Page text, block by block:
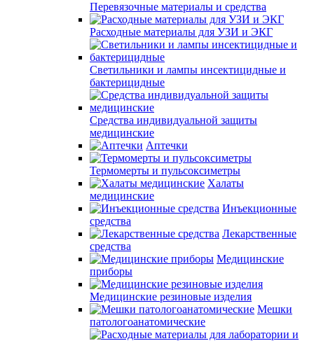
Перевязочные материалы и средства
Расходные материалы для УЗИ и ЭКГ
Светильники и лампы инсектицидные и
бактерицидные
Средства индивидуальной защиты
медицинские
Аптечки
Термомерты и пульсоксиметры
Халаты
медицинские
Инъекционные
средства
Лекарственные
средства
Медицинские
приборы
Медицинские резиновые изделия
Мешки
патологоанатомические